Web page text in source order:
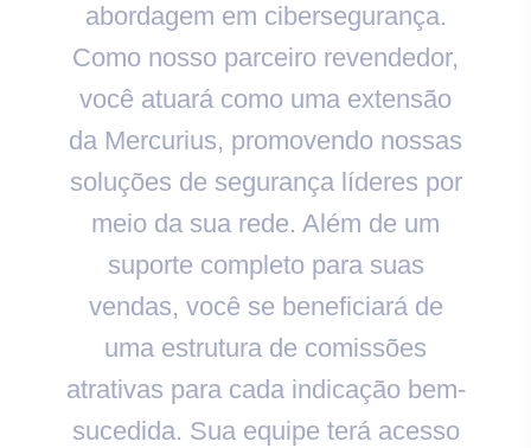
abordagem em cibersegurança.
Como nosso parceiro revendedor,
você atuará como uma extensão
da Mercurius, promovendo nossas
soluções de segurança líderes por
meio da sua rede. Além de um
suporte completo para suas
vendas, você se beneficiará de
uma estrutura de comissões
atrativas para cada indicação bem-
sucedida. Sua equipe terá acesso